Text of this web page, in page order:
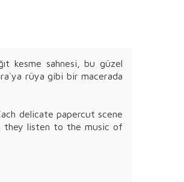
kesme sahnesi, bu güzel
rüya gibi bir macerada
delicate papercut scene
they listen to the music of